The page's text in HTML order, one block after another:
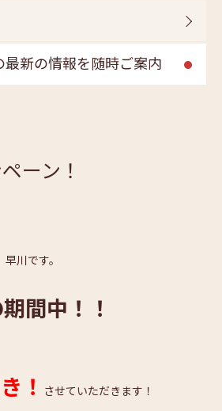
最新の情報を随時ご案内
ーン！
川です。
間中！！
！ させていただきます！